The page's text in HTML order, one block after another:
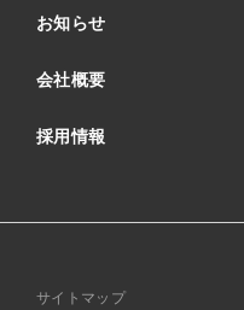
お知らせ
会社概要
採用情報
サイトマップ